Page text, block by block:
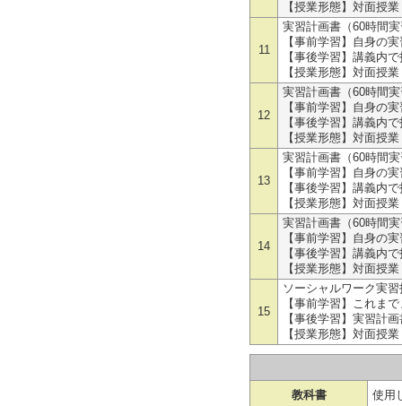
【授業形態】対面授業
11
実習計画書（60時間
【事前学習】自身の
【事後学習】講義内
【授業形態】対面授業
12
実習計画書（60時間
【事前学習】自身の
【事後学習】講義内
【授業形態】対面授業
13
実習計画書（60時間
【事前学習】自身の
【事後学習】講義内
【授業形態】対面授業
14
実習計画書（60時間
【事前学習】自身の
【事後学習】講義内
【授業形態】対面授業
15
ソーシャルワーク実
【事前学習】これま
【事後学習】実習計
【授業形態】対面授業
教科書 使用